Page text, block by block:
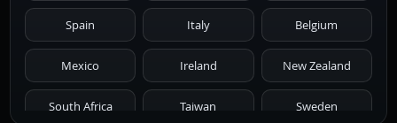
1971 1970 1969 1968 1967
1966 1965 1964 1963 1962
1959 1955
Spain Italy Belgium
Mexico Ireland New Zealand
South Africa Taiwan Sweden